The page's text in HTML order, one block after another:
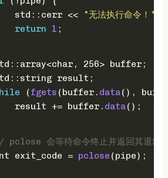
std::cerr <<
"无法执行命令！"
return
1 ;
char , 256> buffer;
result;
(fgets (buffer. data(),
result += buffer.
data();
pclose 会等待命令终止并返回其退出
exit_code = pclose (pipe);